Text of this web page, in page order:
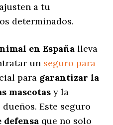
a tu
determinados.
en España lleva
un seguro para
para garantizar la
mascotas y la
Este seguro
defensa que no solo